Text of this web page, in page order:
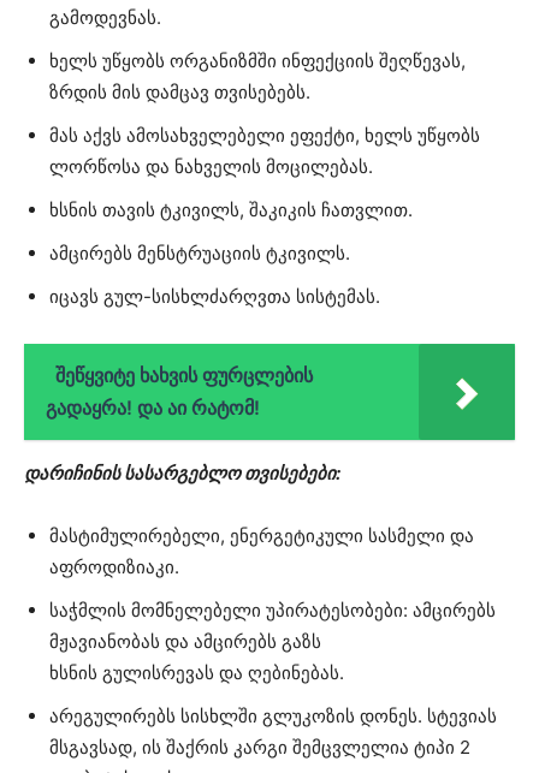
გამოდევნას.
ხელს უწყობს ორგანიზმში ინფექციის შეღწევას,
ზრდის მის დამცავ თვისებებს.
მას აქვს ამოსახველებელი ეფექტი, ხელს უწყობს
ლორწოსა და ნახველის მოცილებას.
ხსნის თავის ტკივილს, შაკიკის ჩათვლით.
ამცირებს მენსტრუაციის ტკივილს.
იცავს გულ-სისხლძარღვთა სისტემას.
შეწყვიტე ხახვის ფურცლების
გადაყრა! და აი რატომ!
დარიჩინის სასარგებლო თვისებები:
მასტიმულირებელი, ენერგეტიკული სასმელი და
აფროდიზიაკი.
საჭმლის მომნელებელი უპირატესობები: ამცირებს
მჟავიანობას და ამცირებს გაზს
ხსნის გულისრევას და ღებინებას.
არეგულირებს სისხლში გლუკოზის დონეს. სტევიას
მსგავსად, ის შაქრის კარგი შემცვლელია ტიპი 2